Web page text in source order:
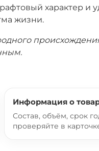
характер и
жизни.
Информация о
Состав, объём, срок
проверяйте в